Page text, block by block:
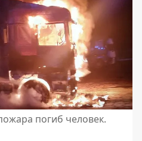
погиб человек.